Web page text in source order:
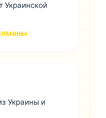
Украинской
Украины и